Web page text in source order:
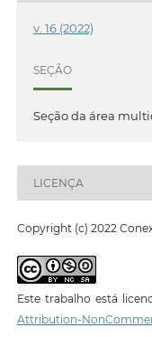
v. 16 (2022)
SEÇÃO
Seção da área
LICENÇA
Copyright (c) 2022
Este trabalho está
Attribution-